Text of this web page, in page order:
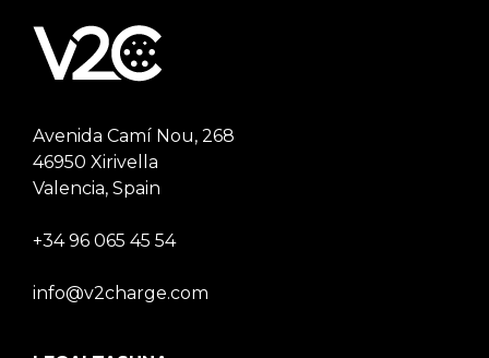
Avenida Camí Nou, 268
46950 Xirivella
Valencia, Spain
+34 96 065 45 54
info@v2charge.com